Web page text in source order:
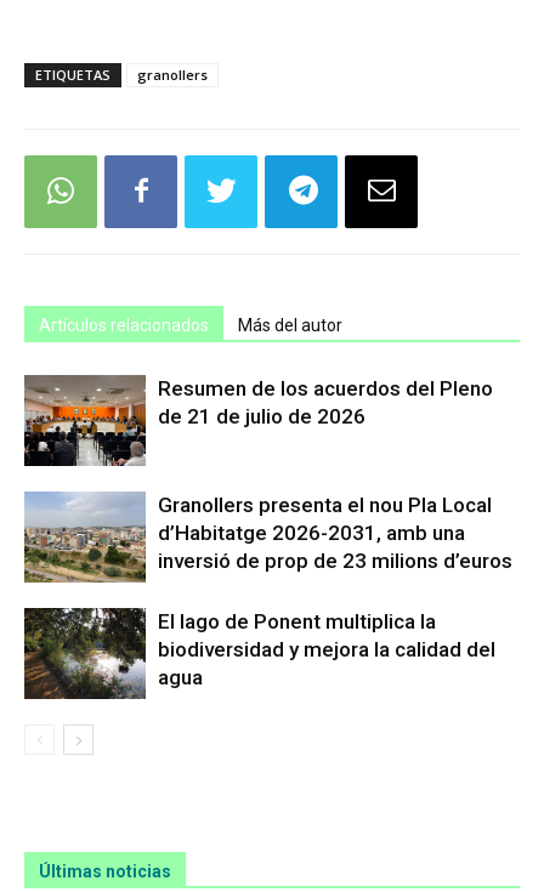
ETIQUETAS granollers
Artículos relacionados Más del autor
Resumen de los acuerdos del Pleno
de 21 de julio de 2026
Granollers presenta el nou Pla Local
d’Habitatge 2026-2031, amb una
inversió de prop de 23 milions d’euros
El lago de Ponent multiplica la
biodiversidad y mejora la calidad del
agua
Últimas noticias